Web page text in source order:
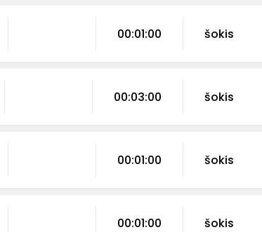
00:01:00 šokis
00:03:00 šokis
00:01:00 šokis
00:01:00 šokis